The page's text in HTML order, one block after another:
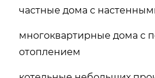
частные дома с
многоквартирные дома с
отоплением